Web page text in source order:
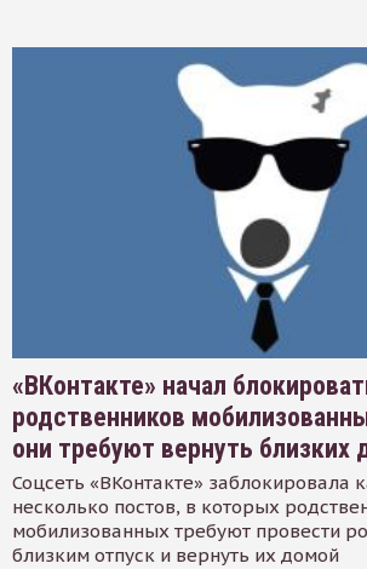
«ВКонтакте» начал
родственников
они требуют вернуть близких
Соцсеть «ВКонтакте» заблокировала
несколько постов, в которых
мобилизованных требуют провести
близким отпуск и вернуть их домой